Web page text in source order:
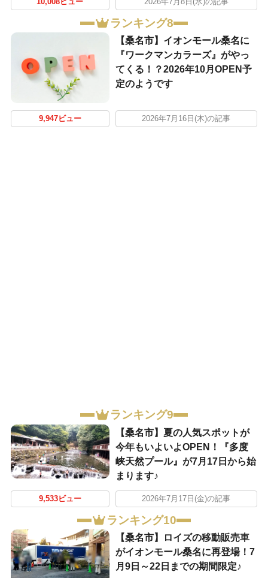
ランキング8
【桑名市】イオンモール桑名に
『ワークマンカラーズ』がやっ
てくる！？2026年10月OPEN予
定のようです
9,947ビュー 2026年7月16日(木)の記事
ランキング9
【桑名市】夏の人気スポットが
今年もいよいよOPEN！『多度
峡天然プール』が7月17日から始
まります♪
9,533ビュー 2026年7月17日(金)の記事
ランキング10
【桑名市】ロイズの移動販売車
がイオンモール桑名に再登場！7
月9日～22日までの期間限定♪